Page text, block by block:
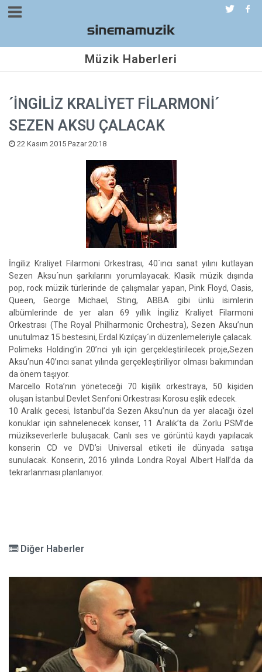
Müzik Haberleri
´İNGİLİZ KRALİYET FİLARMONİ´
SEZEN AKSU ÇALACAK
22 Kasım 2015 Pazar 20:18
İngiliz Kraliyet Filarmoni Orkestrası, 40´ıncı sanat yılını kutlayan
Sezen Aksu´nun şarkılarını yorumlayacak. Klasik müzik dışında
pop, rock müzik türlerinde de çalışmalar yapan, Pink Floyd, Oasis,
Queen, George Michael, Sting, ABBA gibi ünlü isimlerin
albümlerinde de yer alan 69 yıllık İngiliz Kraliyet Filarmoni
Orkestrası (The Royal Philharmonic Orchestra), Sezen Aksu’nun
unutulmaz 15 bestesini, Erdal Kızılçay´ın düzenlemeleriyle çalacak.
Polimeks Holding’in 20’nci yılı için gerçekleştirilecek proje,Sezen
Aksu’nun 40’ıncı sanat yılında gerçekleştiriliyor olması bakımından
da önem taşıyor.
Marcello Rota’nın yöneteceği 70 kişilik orkestraya, 50 kişiden
oluşan İstanbul Devlet Senfoni Orkestrası Korosu eşlik edecek.
10 Aralık gecesi, İstanbul’da Sezen Aksu’nun da yer alacağı özel
konuklar için sahnelenecek konser, 11 Aralık’ta da Zorlu PSM’de
müzikseverlerle buluşacak. Canlı ses ve görüntü kaydı yapılacak
konserin CD ve DVD’si Universal etiketi ile dünyada satışa
sunulacak. Konserin, 2016 yılında Londra Royal Albert Hall’da da
tekrarlanması planlanıyor.
Diğer Haberler